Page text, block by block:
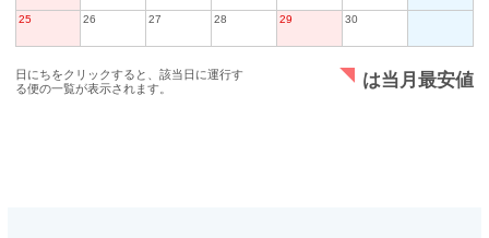
25 26 27 28 29 30
日にちをクリックすると、該当日に運行す
る便の一覧が表示されます。
は当月最安値